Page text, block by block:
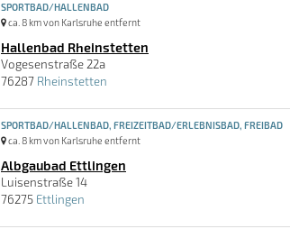
SPORTBAD/HALLENBAD
ca. 8 km von Karlsruhe entfernt
Hallenbad Rheinstetten
Vogesenstraße 22a
76287 Rheinstetten
SPORTBAD/HALLENBAD, FREIZEITBAD/ERLEBNISBAD, FREIBAD
ca. 8 km von Karlsruhe entfernt
Albgaubad Ettlingen
Luisenstraße 14
76275 Ettlingen